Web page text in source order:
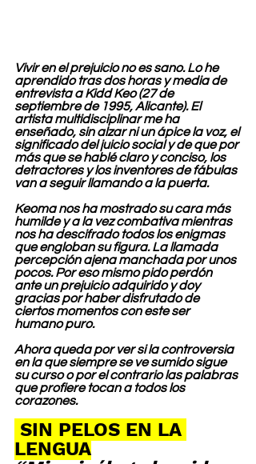
Vivir en el prejuicio no es sano. Lo he
aprendido tras dos horas y media de
entrevista a Kidd Keo (27 de
septiembre de 1995, Alicante). El
artista multidisciplinar me ha
enseñado, sin alzar ni un ápice la voz, el
significado del juicio social y de que por
más que se hablé claro y conciso, los
detractores y los inventores de fábulas
van a seguir llamando a la puerta.
Keoma nos ha mostrado su cara más
humilde y a la vez combativa mientras
nos ha descifrado todos los enigmas
que engloban su figura. La llamada
percepción ajena manchada por unos
pocos. Por eso mismo pido perdón
ante un prejuicio adquirido y doy
gracias por haber disfrutado de
ciertos momentos con este ser
humano puro.
Ahora queda por ver si la controversia
en la que siempre se ve sumido sigue
su curso o por el contrario las palabras
que profiere tocan a todos los
corazones.
SIN PELOS EN LA
LENGUA